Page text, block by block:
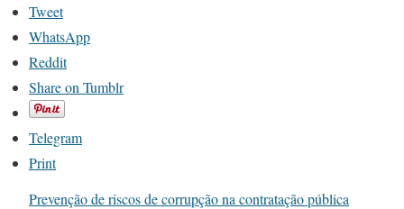
Tweet
WhatsApp
Reddit
Share on Tumblr
Telegram
Print
Prevenção de riscos de corrupção na contratação pública